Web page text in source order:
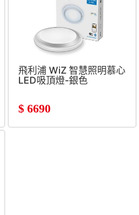
飛利浦 WiZ 智慧照明慕心
LED吸頂燈-銀色
$ 6690